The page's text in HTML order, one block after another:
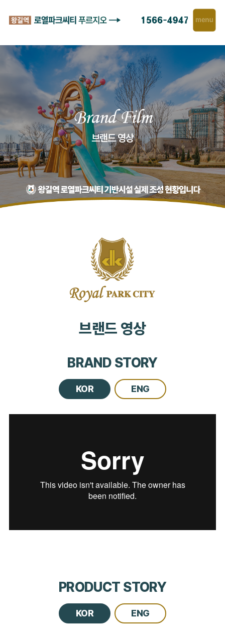
Brand Film
브랜드 영상
브랜드 영상
BRAND STORY
KOR ENG
PRODUCT STORY
KOR ENG